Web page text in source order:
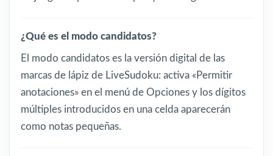
¿Qué es el modo candidatos?
El modo candidatos es la versión digital de las
marcas de lápiz de LiveSudoku: activa «Permitir
anotaciones» en el menú de Opciones y los dígitos
múltiples introducidos en una celda aparecerán
como notas pequeñas.